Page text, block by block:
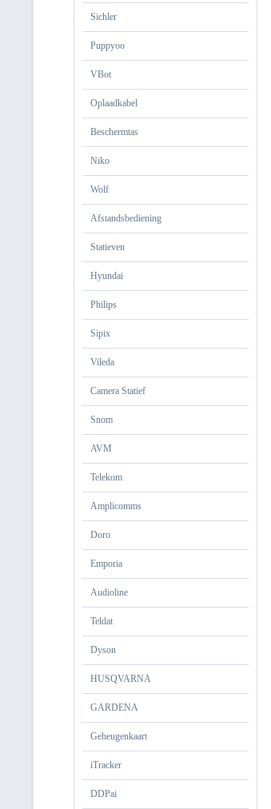
Sichler
Puppyoo
VBot
Oplaadkabel
Beschermtas
Niko
Wolf
Afstandsbediening
Statieven
Hyundai
Philips
Sipix
Vileda
Camera Statief
Snom
AVM
Telekom
Amplicomms
Doro
Emporia
Audioline
Teldat
Dyson
HUSQVARNA
GARDENA
Geheugenkaart
iTracker
DDPai